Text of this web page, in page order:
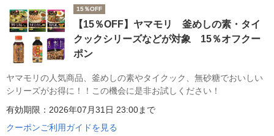
15％OFF
【15％OFF】ヤマモリ 釜めしの素・タイ
クックシリーズなどが対象 15％オフクー
ポン
ヤマモリの人気商品、釜めしの素やタイクック、無砂糖でおいしい
シリーズがお得に！！この機会に是非お試しください！
有効期限：2026年07月31日 23:00まで
クーポンご利用ガイドを見る